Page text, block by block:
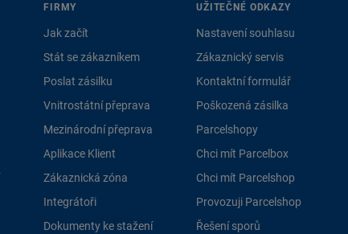
FIRMY
Jak začít
Stát se zákazníkem
Poslat zásilku
Vnitrostátní přeprava
Mezinárodní přeprava
Aplikace Klient
Zákaznická zóna
Integrátoři
Dokumenty ke stažení
UŽITEČNÉ ODKAZY
Nastavení souhlasu
Zákaznický servis
Kontaktní formulář
Poškozená zásilka
Parcelshopy
Chci mít Parcelbox
Chci mít Parcelshop
Provozuji Parcelshop
Řešení sporů